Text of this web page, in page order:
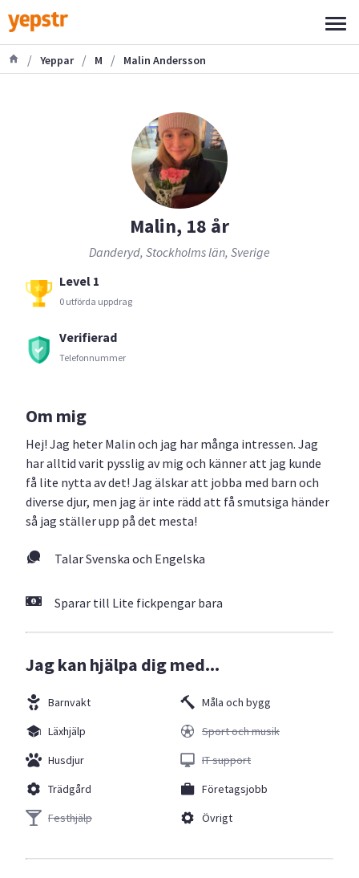
/ Yeppar / M / Malin Andersson
Malin, 18 år
Danderyd, Stockholms län, Sverige
Level 1
0 utförda uppdrag
Verifierad
Telefonnummer
Om mig
Hej! Jag heter Malin och jag har många intressen. Jag
har alltid varit pysslig av mig och känner att jag kunde
få lite nytta av det! Jag älskar att jobba med barn och
diverse djur, men jag är inte rädd att få smutsiga händer
så jag ställer upp på det mesta!
Talar Svenska och Engelska
Sparar till Lite fickpengar bara
Jag kan hjälpa dig med...
Barnvakt
Läxhjälp
Husdjur
Trädgård
Festhjälp
Måla och bygg
Sport och musik
IT support
Företagsjobb
Övrigt